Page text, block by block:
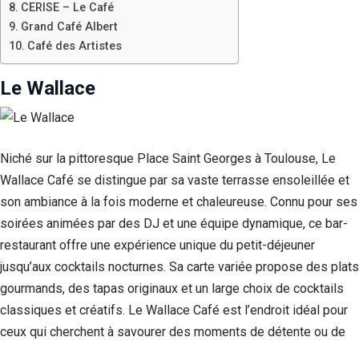
CERISE – Le Café
Grand Café Albert
Café des Artistes
Le Wallace
Niché sur la pittoresque Place Saint Georges à Toulouse, Le
Wallace Café se distingue par sa vaste terrasse ensoleillée et
son ambiance à la fois moderne et chaleureuse. Connu pour ses
soirées animées par des DJ et une équipe dynamique, ce bar-
restaurant offre une expérience unique du petit-déjeuner
jusqu’aux cocktails nocturnes. Sa carte variée propose des plats
gourmands, des tapas originaux et un large choix de cocktails
classiques et créatifs. Le Wallace Café est l’endroit idéal pour
ceux qui cherchent à savourer des moments de détente ou de